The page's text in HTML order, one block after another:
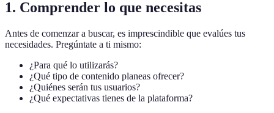
1. Comprender lo que necesitas
Antes de comenzar a buscar, es imprescindible que evalúes tus
necesidades. Pregúntate a ti mismo:
¿Para qué lo utilizarás?
¿Qué tipo de contenido planeas ofrecer?
¿Quiénes serán tus usuarios?
¿Qué expectativas tienes de la plataforma?